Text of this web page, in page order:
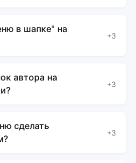
в шапке" на
+3
автора на
+3
сделать
+3